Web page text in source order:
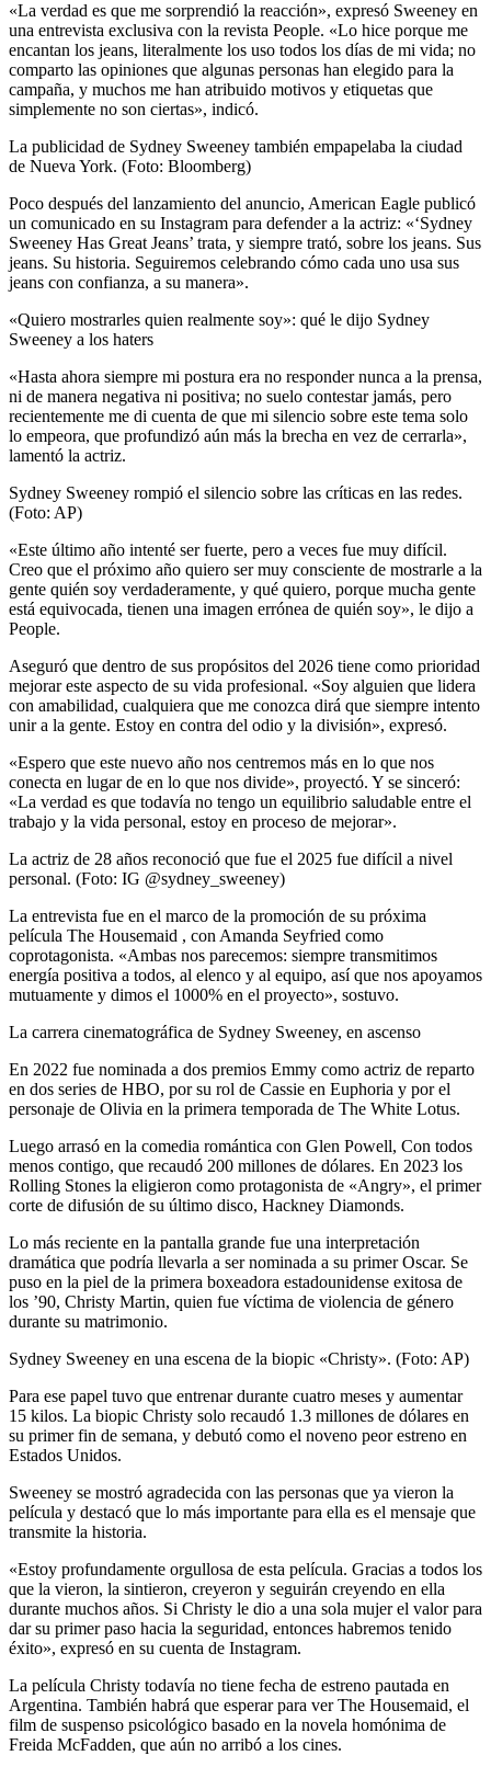
«La verdad es que me sorprendió la reacción», expresó Sweeney en
una entrevista exclusiva con la revista People. «Lo hice porque me
encantan los jeans, literalmente los uso todos los días de mi vida; no
comparto las opiniones que algunas personas han elegido para la
campaña, y muchos me han atribuido motivos y etiquetas que
simplemente no son ciertas», indicó.
La publicidad de Sydney Sweeney también empapelaba la ciudad
de Nueva York. (Foto: Bloomberg)
Poco después del lanzamiento del anuncio, American Eagle publicó
un comunicado en su Instagram para defender a la actriz: «‘Sydney
Sweeney Has Great Jeans’ trata, y siempre trató, sobre los jeans. Sus
jeans. Su historia. Seguiremos celebrando cómo cada uno usa sus
jeans con confianza, a su manera».
«Quiero mostrarles quien realmente soy»: qué le dijo Sydney
Sweeney a los haters
«Hasta ahora siempre mi postura era no responder nunca a la prensa,
ni de manera negativa ni positiva; no suelo contestar jamás, pero
recientemente me di cuenta de que mi silencio sobre este tema solo
lo empeora, que profundizó aún más la brecha en vez de cerrarla»,
lamentó la actriz.
Sydney Sweeney rompió el silencio sobre las críticas en las redes.
(Foto: AP)
«Este último año intenté ser fuerte, pero a veces fue muy difícil.
Creo que el próximo año quiero ser muy consciente de mostrarle a la
gente quién soy verdaderamente, y qué quiero, porque mucha gente
está equivocada, tienen una imagen errónea de quién soy», le dijo a
People.
Aseguró que dentro de sus propósitos del 2026 tiene como prioridad
mejorar este aspecto de su vida profesional. «Soy alguien que lidera
con amabilidad, cualquiera que me conozca dirá que siempre intento
unir a la gente. Estoy en contra del odio y la división», expresó.
«Espero que este nuevo año nos centremos más en lo que nos
conecta en lugar de en lo que nos divide», proyectó. Y se sinceró:
«La verdad es que todavía no tengo un equilibrio saludable entre el
trabajo y la vida personal, estoy en proceso de mejorar».
La actriz de 28 años reconoció que fue el 2025 fue difícil a nivel
personal. (Foto: IG @sydney_sweeney)
La entrevista fue en el marco de la promoción de su próxima
película The Housemaid , con Amanda Seyfried como
coprotagonista. «Ambas nos parecemos: siempre transmitimos
energía positiva a todos, al elenco y al equipo, así que nos apoyamos
mutuamente y dimos el 1000% en el proyecto», sostuvo.
La carrera cinematográfica de Sydney Sweeney, en ascenso
En 2022 fue nominada a dos premios Emmy como actriz de reparto
en dos series de HBO, por su rol de Cassie en Euphoria y por el
personaje de Olivia en la primera temporada de The White Lotus.
Luego arrasó en la comedia romántica con Glen Powell, Con todos
menos contigo, que recaudó 200 millones de dólares. En 2023 los
Rolling Stones la eligieron como protagonista de «Angry», el primer
corte de difusión de su último disco, Hackney Diamonds.
Lo más reciente en la pantalla grande fue una interpretación
dramática que podría llevarla a ser nominada a su primer Oscar. Se
puso en la piel de la primera boxeadora estadounidense exitosa de
los ’90, Christy Martin, quien fue víctima de violencia de género
durante su matrimonio.
Sydney Sweeney en una escena de la biopic «Christy». (Foto: AP)
Para ese papel tuvo que entrenar durante cuatro meses y aumentar
15 kilos. La biopic Christy solo recaudó 1.3 millones de dólares en
su primer fin de semana, y debutó como el noveno peor estreno en
Estados Unidos.
Sweeney se mostró agradecida con las personas que ya vieron la
película y destacó que lo más importante para ella es el mensaje que
transmite la historia.
«Estoy profundamente orgullosa de esta película. Gracias a todos los
que la vieron, la sintieron, creyeron y seguirán creyendo en ella
durante muchos años. Si Christy le dio a una sola mujer el valor para
dar su primer paso hacia la seguridad, entonces habremos tenido
éxito», expresó en su cuenta de Instagram.
La película Christy todavía no tiene fecha de estreno pautada en
Argentina. También habrá que esperar para ver The Housemaid, el
film de suspenso psicológico basado en la novela homónima de
Freida McFadden, que aún no arribó a los cines.